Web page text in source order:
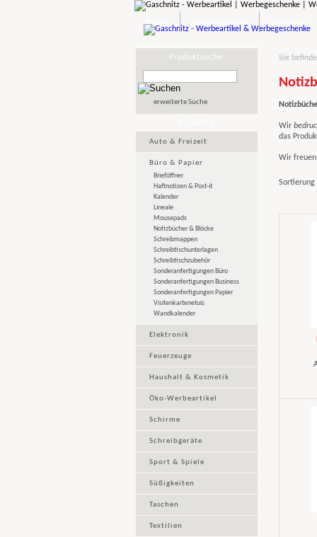
Produktsuche
erweiterte Suche
Auto & Freizeit
Büro & Papier
Brieföffner
Haftnotizen & Post-it
Kalender
Lineale
Mousepads
Notizbücher & Blöcke
Schreibmappen
Schreibtischunterlagen
Schreibtischzubehör
Sonderanfertigungen Büro
Sonderanfertigungen Business
Sonderanfertigungen Papier
Visitenkartenetuis
Wandkalender
Elektronik
Feuerzeuge
Haushalt & Kosmetik
Öko-Werbeartikel
Schirme
Schreibgeräte
Sport & Spiele
Süßigkeiten
Taschen
Textilien
Sie
Wir
das
Wir